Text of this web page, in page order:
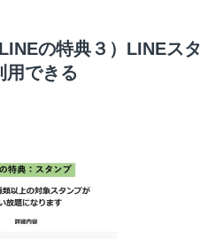
の特典３）LINEスタ
用できる